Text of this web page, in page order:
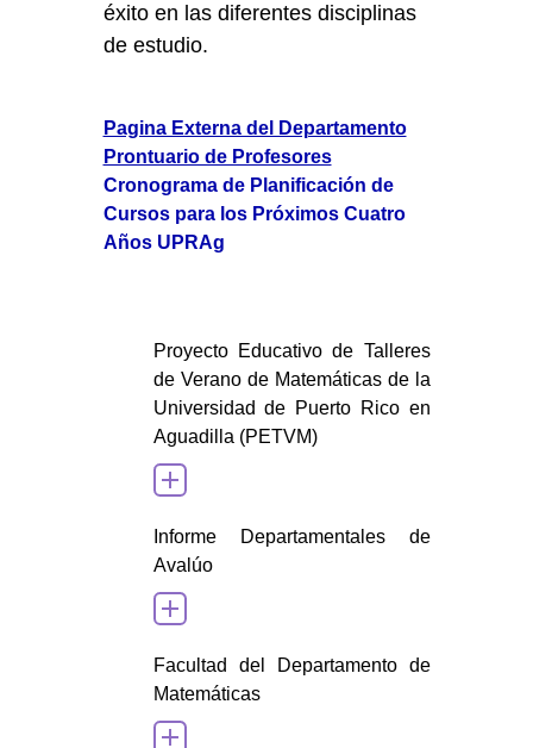
éxito en las diferentes disciplinas
de estudio.
Pagina Externa del Departamento
Prontuario de Profesores
Cronograma de Planificación de
Cursos para los Próximos Cuatro
Años UPRAg
Proyecto Educativo de Talleres
de Verano de Matemáticas de la
Universidad de Puerto Rico en
Aguadilla (PETVM)
Informe Departamentales de
Avalúo
Facultad del Departamento de
Matemáticas